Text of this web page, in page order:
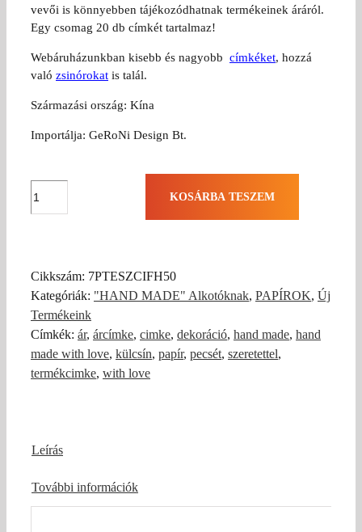
vevői is könnyebben tájékozódhatnak termékeinek áráról.
Egy csomag 20 db címkét tartalmaz!
Webáruházunkban kisebb és nagyobb címkéket, hozzá
való zsinórokat is talál.
Származási ország: Kína
Importálja: GeRoNi Design Bt.
fehér
mennyiség
KOSÁRBA TESZEM
Cikkszám: 7PTESZCIFH50
Kategóriák: "HAND MADE" Alkotóknak, PAPÍROK, Új
Termékeink
Címkék: ár, árcímke, cimke, dekoráció, hand made, hand
made with love, külcsín, papír, pecsét, szeretettel,
termékcimke, with love
Leírás
További információk